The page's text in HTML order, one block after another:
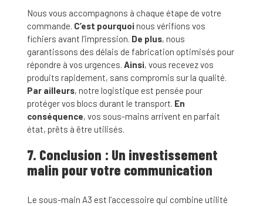
Nous vous accompagnons à chaque étape de votre
commande. C’est pourquoinous vérifions vos
fichiers avant l’impression. De plus, nous
garantissons des délais de fabrication optimisés pour
répondre à vos urgences. Ainsi, vous recevez vos
produits rapidement, sans compromis sur la qualité.
Par ailleurs, notre logistique est pensée pour
protéger vos blocs durant le transport. En
conséquence, vos sous-mains arrivent en parfait
état, prêts à être utilisés.
7. Conclusion : Un investissement
malin pour votre communication
Le sous-main A3 est l’accessoire qui combine utilité